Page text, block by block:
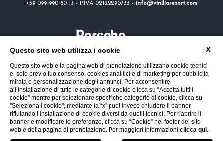
+39 099 990 80 13 - P.IVA 02122290733 - info@viniliaresort.com
X
Questo sito web utilizza i cookie
Questo sito web e la pagina web di prenotazione utilizzano cookie tecnici
e, solo previo tuo consenso, cookies analitici e di marketing per pubblicità
mirata e personalizzazione degli annunci. Per acconsentire
all’installazione di tutte le categorie di cookie clicca su “Accetta tutti i
cookie” mentre per selezionare specifiche categorie di cookie, clicca su
"Seleziona i cookie"; mediante la “x” puoi invece chiudere il banner
rifiutando l’installazione di cookie diversi da quelli tecnici. Per riaprire il
banner e modificare le preferenze, clicca su “Cookie” nel footer del sito
web e della pagina di prenotazione. Per maggiori informazioni clicca qui.